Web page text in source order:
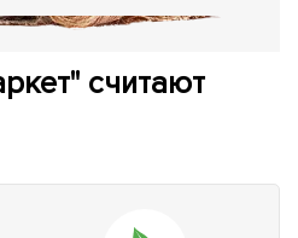
считают